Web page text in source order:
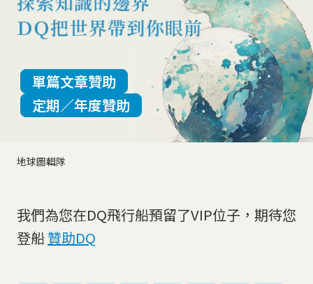
地球圖輯隊
單篇文章贊助
定期／年度贊助
我們為您在DQ飛行船預留了VIP位子，期待您
登船贊助DQ